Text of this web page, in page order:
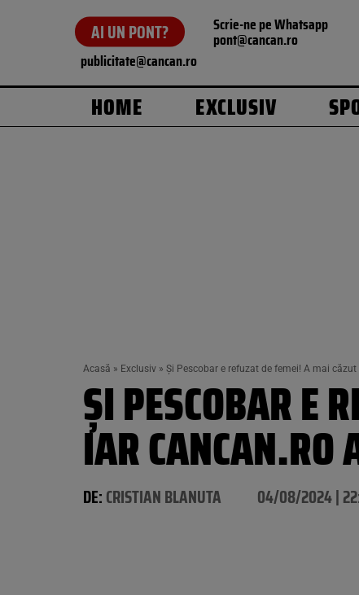
AI UN PONT? Scrie-ne pe Whatsapp
pont@cancan.ro
publicitate@cancan.ro
HOME EXCLUSIV
Acasă » Exclusiv » Și Pescobar e refuzat de femei! A mai
ȘI PESCOBAR E
IAR CANCAN.RO
DE:CRISTIAN BLANUTA 04/08/2024 |